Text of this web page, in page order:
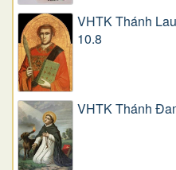
VHTK Thánh
10.8
VHTK Thánh